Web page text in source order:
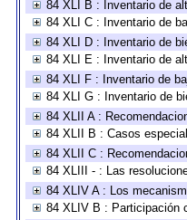
84 XLI B : Inventario de
84 XLI C : Inventario de
84 XLI D : Inventario de
84 XLI E : Inventario de
84 XLI F : Inventario de
84 XLI G : Inventario de
84 XLII A :
84 XLII B : Casos
84 XLII C :
84 XLIII - : Las
84 XLIV A : Los
84 XLIV B : Participación